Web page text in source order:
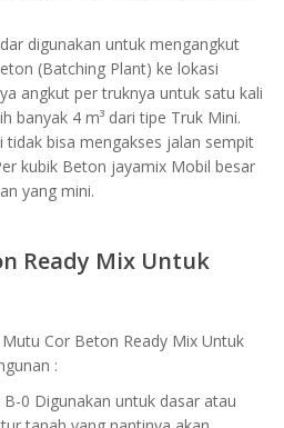
digunakan untuk mengangkut
(Batching Plant) ke lokasi
angkut per truknya untuk satu kali
banyak 4 m³ dari tipe Truk Mini.
tidak bisa mengakses jalan sempit
kubik Beton jayamix Mobil besar
yang mini.
Ready Mix Untuk
Cor Beton Ready Mix Untuk
:
0 Digunakan untuk dasar atau